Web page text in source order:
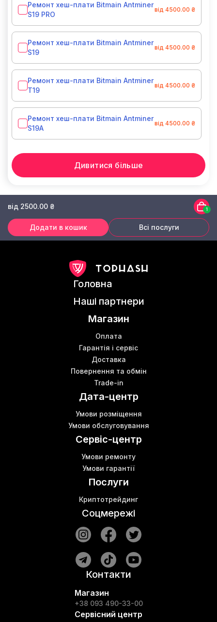
Ремонт хеш-плати Bitmain Antminer
S19 PRO
від 4500.00 ₴
Ремонт хеш-плати Bitmain Antminer
S19
від 4500.00 ₴
Ремонт хеш-плати Bitmain Antminer
T19
від 4500.00 ₴
Ремонт хеш-плати Bitmain Antminer
S19A
від 4500.00 ₴
Дивитися більше
від 2500.00 ₴ 1
Додати в кошик Всі послуги
Головна
Наші партнери
Магазин
Оплата
Гарантія і сервіс
Доставка
Повернення та обмін
Trade-in
Дата-центр
Умови розміщення
Умови обслуговування
Сервіс-центр
Умови ремонту
Умови гарантії
Послуги
Криптотрейдинг
Соцмережі
Контакти
Магазин
+38 093 490-33-00
Сервісний центр